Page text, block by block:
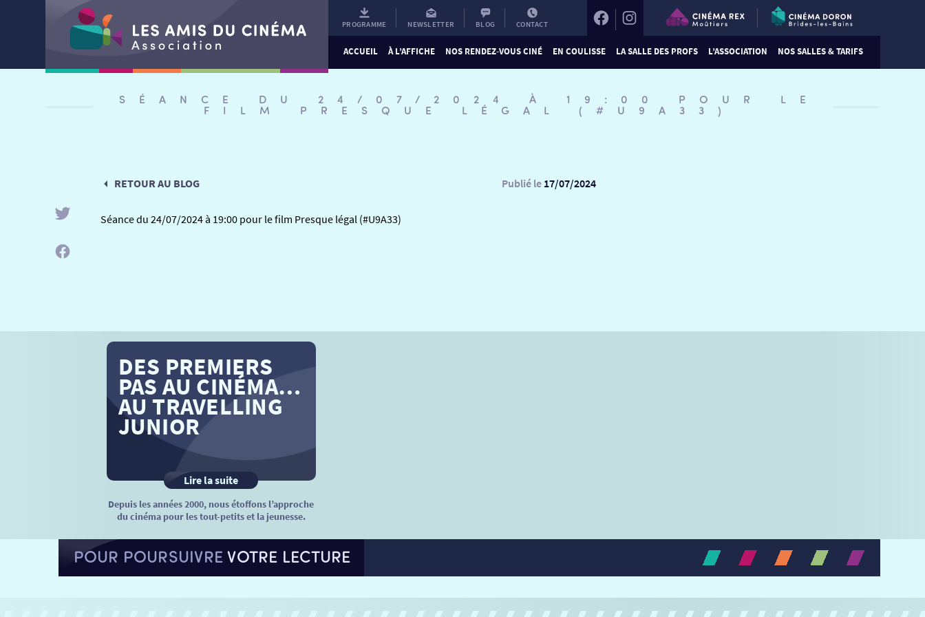
PROGRAMME NEWSLETTER BLOG CONTACT
ACCUEIL À L’AFFICHE NOS RENDEZ-VOUS CINÉ EN COULISSE LA SALLE DES PROFS L’ASSOCIATION NOS SALLES & TARIFS
SÉANCE DU 24/07/2024 À 19:00 POUR LE
FILM PRESQUE LÉGAL (#U9A33)
RETOUR AU BLOG Publié le 17/07/2024
Séance du 24/07/2024 à 19:00 pour le film Presque légal (#U9A33)
DES PREMIERS
PAS AU CINÉMA…
AU TRAVELLING
JUNIOR
Lire la suite
Depuis les années 2000, nous étoffons l’approche
du cinéma pour les tout-petits et la jeunesse.
POUR POURSUIVREVOTRE LECTURE